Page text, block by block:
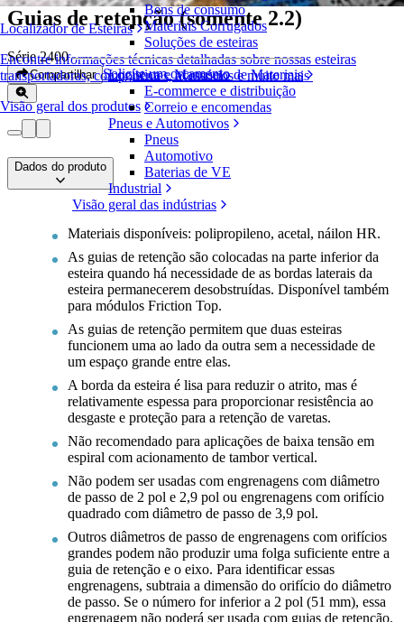
Localizador de Esteiras
Encontre informações técnicas detalhadas sobre nossas esteiras
transportadoras, componentes, acessórios e muito mais
Visão geral dos produtos
Bens de consumo
Materiais Corrugados
Soluções de esteiras
Logística e Manuseio de Materiais
E-commerce e distribuição
Correio e encomendas
Pneus e Automotivos
Pneus
Automotivo
Baterias de VE
Industrial
Visão geral das indústrias
Guias de retenção (somente 2.2)
Série 2400
Compartilhar Solicite um orçamento
Dados do produto
Materiais disponíveis: polipropileno, acetal, náilon HR.
As guias de retenção são colocadas na parte inferior da
esteira quando há necessidade de as bordas laterais da
esteira permanecerem desobstruídas. Disponível também
para módulos Friction Top.
As guias de retenção permitem que duas esteiras
funcionem uma ao lado da outra sem a necessidade de
um espaço grande entre elas.
A borda da esteira é lisa para reduzir o atrito, mas é
relativamente espessa para proporcionar resistência ao
desgaste e proteção para a retenção de varetas.
Não recomendado para aplicações de baixa tensão em
espiral com acionamento de tambor vertical.
Não podem ser usadas com engrenagens com diâmetro
de passo de 2 pol e 2,9 pol ou engrenagens com orifício
quadrado com diâmetro de passo de 3,9 pol.
Outros diâmetros de passo de engrenagens com orifícios
grandes podem não produzir uma folga suficiente entre a
guia de retenção e o eixo. Para identificar essas
engrenagens, subtraia a dimensão do orifício do diâmetro
de passo. Se o número for inferior a 2 pol (51 mm), essa
engrenagem não poderá ser usada com guias de retenção.